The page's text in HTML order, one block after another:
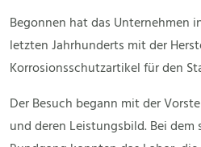
Begonnen hat das Unternehmen
letzten Jahrhunderts mit der
Korrosionsschutzartikel für den
Der Besuch begann mit der
und deren Leistungsbild. Bei